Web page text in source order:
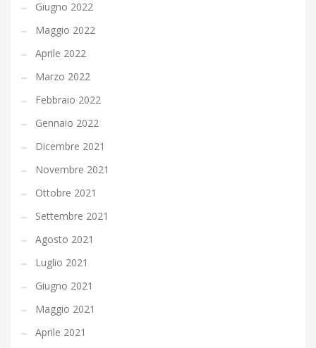
Giugno 2022
Maggio 2022
Aprile 2022
Marzo 2022
Febbraio 2022
Gennaio 2022
Dicembre 2021
Novembre 2021
Ottobre 2021
Settembre 2021
Agosto 2021
Luglio 2021
Giugno 2021
Maggio 2021
Aprile 2021